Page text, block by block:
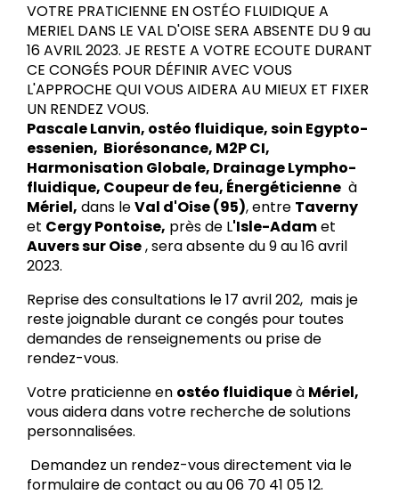
VOTRE PRATICIENNE EN OSTÉO FLUIDIQUE A
MERIEL DANS LE VAL D'OISE SERA ABSENTE DU 9 au
16 AVRIL 2023. JE RESTE A VOTRE ECOUTE DURANT
CE CONGÉS POUR DÉFINIR AVEC VOUS
L'APPROCHE QUI VOUS AIDERA AU MIEUX ET FIXER
UN RENDEZ VOUS.
Pascale Lanvin, ostéo fluidique, soin Egypto-
essenien, Biorésonance, M2P CI,
Harmonisation Globale, Drainage Lympho-
fluidique, Coupeur de feu, Énergéticienneà
Mériel, dans leVal d'Oise (95), entre Taverny
et Cergy Pontoise, près de L'Isle-Adamet
Auvers sur Oise, sera absente du 9 au 16 avril
2023.
Reprise des consultations le 17 avril 202, mais je
reste joignable durant ce congés pour toutes
demandes de renseignements ou prise de
rendez-vous.
Votre praticienne en ostéo fluidiqueà Mériel,
vous aidera dans votre recherche de solutions
personnalisées.
Demandez un rendez-vous directement via le
formulaire de contact ou au 06 70 41 05 12.